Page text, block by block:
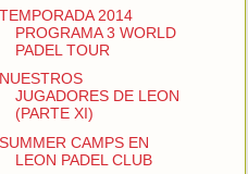
TEMPORADA 2014
PROGRAMA 3 WORLD
PADEL TOUR
NUESTROS
JUGADORES DE LEON
(PARTE XI)
SUMMER CAMPS EN
LEON PADEL CLUB